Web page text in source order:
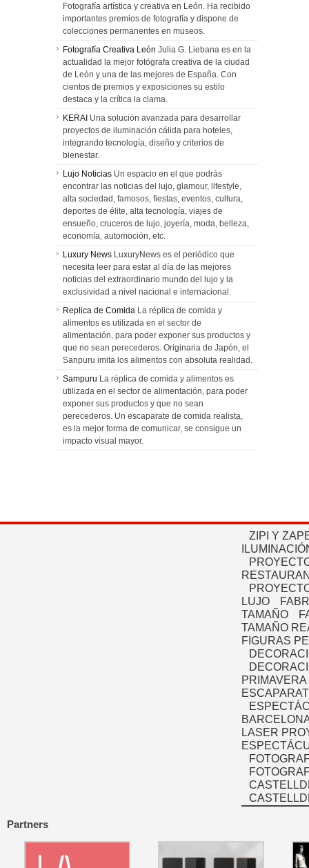
Fotografía artística y creativa en León. Ha recibido
importantes premios de fotografía y dispone de
colecciones permanentes en museos.
Fotografía Creativa León Julia G. Liebana es en la
actualidad la mejor fotógrafa creativa de la ciudad
de León y una de las mejores de España. Con
cientos de premios y exposiciones su estilo
destaca y la crítica la clama.
KERAI Una solución avanzada para desarrollar
proyectos de iluminación cálida para hoteles,
integrando tecnología, diseño y criterios de
bienestar.
Lujo Noticias Un espacio en el que podrás
encontrar las noticias del lujo, glamour, lifestyle,
alta sociedad, famosos, fiestas, eventos, cultura,
deportes de élite, alta tecnología, viajes de
ensueño, cruceros de lujo, joyería, moda, belleza,
economía, automoción, etc.
Luxury News LuxuryNews es el periódico que
necesita leer para estar al día de las mejores
noticias del extraordinario mundo del lujo y la
exclusividad a nivel nacional e internacional.
Replica de Comida La réplica de comida y
alimentos es utilizada en el sector de
alimentación, para poder exponer sus productos y
que no sean perecederos. Originaria de Japón, el
Sanpuru imita los alimentos con absoluta realidad.
Sampuru La réplica de comida y alimentos es
utilizada en el sector de alimentación, para poder
exponer sus productos y que no sean
perecederos. Un escaparate de comida realista,
es la mejor forma de comunicar, se consigue un
impacto visual mayor.
ZIPI Y
LUJO
TAMAÑO
TAMAÑO
FIGURAS
PRIMAVERA
LASER
Partners